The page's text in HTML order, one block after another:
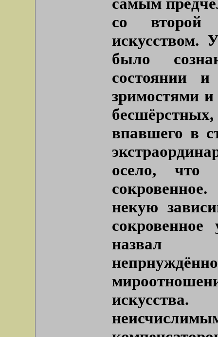
со второй
искусством.
было
состоянии
зримостями
впавшего в
осело,
некую
назвал